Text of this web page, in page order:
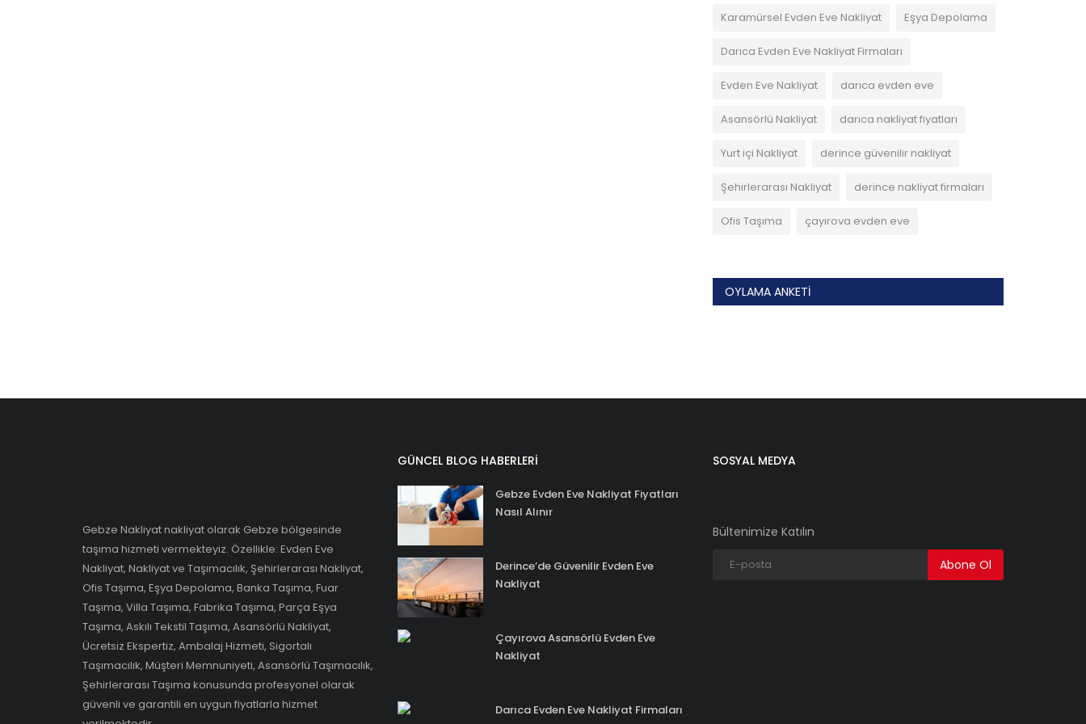
Karamürsel Evden Eve Nakliyat Eşya Depolama
Darıca Evden Eve Nakliyat Firmaları
Evden Eve Nakliyat darıca evden eve
Asansörlü Nakliyat darıca nakliyat fiyatları
Yurt içi Nakliyat derince güvenilir nakliyat
Şehirlerarası Nakliyat derince nakliyat firmaları
Ofis Taşıma çayırova evden eve
OYLAMA ANKETI
Gebze Nakliyat nakliyat olarak Gebze bölgesinde
taşıma hizmeti vermekteyiz. Özellikle: Evden Eve
Nakliyat, Nakliyat ve Taşımacılık, Şehirlerarası Nakliyat,
Ofis Taşıma, Eşya Depolama, Banka Taşıma, Fuar
Taşıma, Villa Taşıma, Fabrika Taşıma, Parça Eşya
Taşıma, Askılı Tekstil Taşıma, Asansörlü Nakliyat,
Ücretsiz Ekspertiz, Ambalaj Hizmeti, Sigortalı
Taşımacılık, Müşteri Memnuniyeti, Asansörlü Taşımacılık,
Şehirlerarası Taşıma konusunda profesyonel olarak
güvenli ve garantili en uygun fiyatlarla hizmet
GÜNCEL BLOG HABERLERI
Gebze Evden Eve Nakliyat Fiyatları
Nasıl Alınır
Derince’de Güvenilir Evden Eve
Nakliyat
Çayırova Asansörlü Evden Eve
Nakliyat
Darıca Evden Eve Nakliyat Firmaları
SOSYAL MEDYA
Bültenimize Katılın
Abone Ol